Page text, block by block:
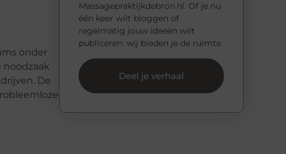
onder
De
Massagepraktijkdebron.nl. Of je nu
één keer wilt bloggen of
regelmatig jouw ideeën wilt
publiceren: wij bieden je de ruimte.
Deel je verhaal